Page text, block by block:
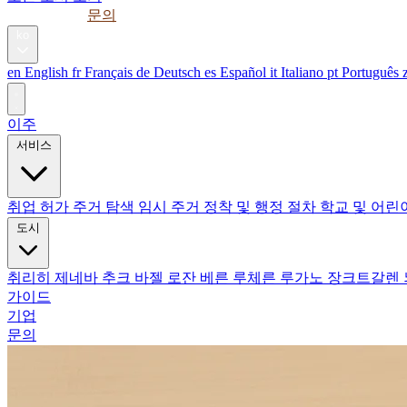
문의
en English fr Français de Deutsch es Español it Italiano pt Português
이주
서비스
취업 허가 주거 탐색 임시 주거 정착 및 행정 절차 학교 및 어린
도시
취리히 제네바 추크 바젤 로잔 베른 루체른 루가노 장크트갈렌
가이드
기업
문의